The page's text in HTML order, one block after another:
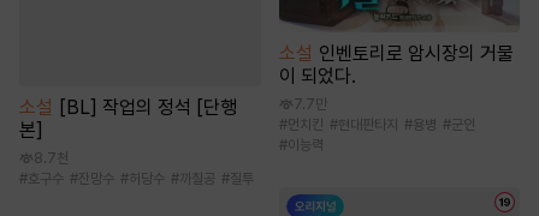
소설 [BL] 작업의 정석 [단행
본]
8.7천
#호구수 #잔망수 #허당수 #까칠공 #질투
소설 인벤토리로 암시장의 거물
이 되었다.
7.7만
#먼치킨 #현대판타지 #용병 #군인
#이능력